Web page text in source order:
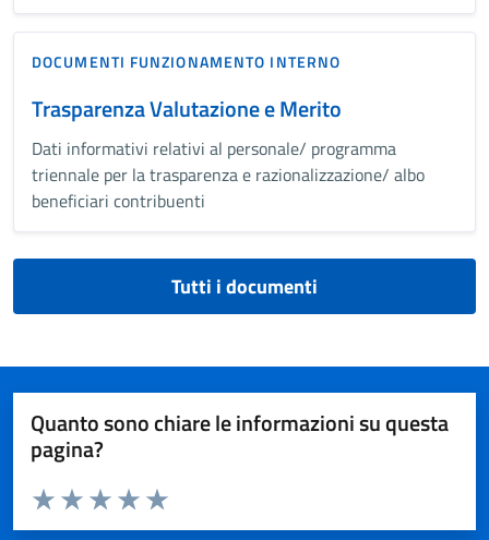
DOCUMENTI FUNZIONAMENTO INTERNO
Trasparenza Valutazione e Merito
Dati informativi relativi al personale/ programma
triennale per la trasparenza e razionalizzazione/ albo
beneficiari contribuenti
Tutti i documenti
Quanto sono chiare le informazioni su questa
pagina?
Valuta da 1 a 5 stelle la pagina
Valuta 5 stelle su 5
Valuta 4 stelle su 5
Valuta 3 stelle su 5
Valuta 2 stelle su 5
Valuta 1 stelle su 5